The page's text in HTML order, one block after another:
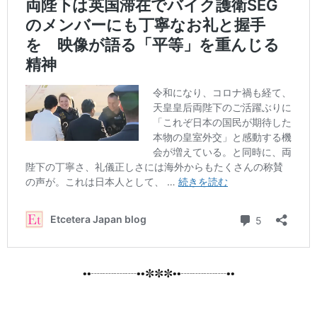
••┈┈┈┈••✼✼✼••┈┈┈┈••